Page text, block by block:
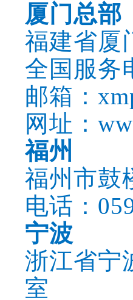
厦门总部
福建省厦
全国服务
邮箱：
网址：
福州
福州市鼓
电话：
宁波
浙江省宁
室